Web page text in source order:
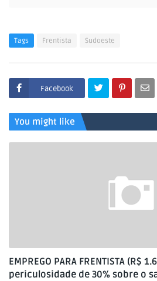
Tags Frentista Sudoeste
Facebook
You might like
EMPREGO PARA FRENTISTA (R$
periculosidade de 30% sobre o